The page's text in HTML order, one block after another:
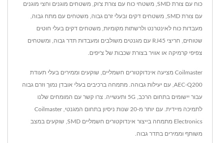
כוח עם צורת SMD, משטחי כוח עם צורת צ'וק, משטחים מוגנים וחצי מוגנים
עם צורת SMD, משטחים דקים ובעלי זרם גבוה, משטחים עם מתח גבוה,
מעבדות כוח לאינטרנט ולרשתות מקומיות, משטחים דקים בעלי חוטים
שטוחים, חריצי RJ45 עם מגנטים משולבים ומעבדות תדר גבוה, ומשטחים
צפיפי קרמיקה או אוויר בצורת שכבות של צ'יפים.
Coilmaster מציעה אינדוקטורים חשמליים, שוקעים וממירים בעלי תעודת
AEC-Q200, עם יעילות גבוהה. מתמחה ברכיבים בעלי אובדן נמוך וזרם גבוה
עבור יישומים בתחום הרכב, 5G ותעשייה. צרו קשר עם המומחים שלנו
לתמיכה מיידית. עם יותר מ-20 שנות ניסיון בתחום המגנטי, Coilmaster
Electronics מתמחה בייצור אינדוקטורים חשמליים SMD, שוקעים במצב
משותף וממירים בתדר גבוה.